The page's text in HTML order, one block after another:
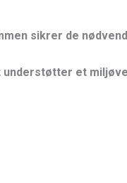
sikrer de
et